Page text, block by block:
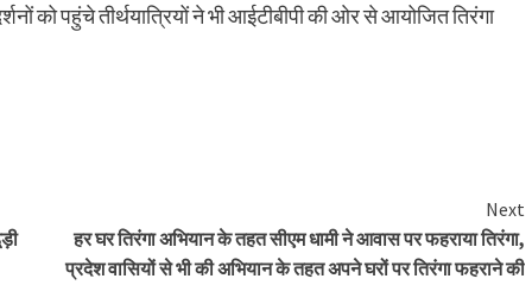
को पहुंचे तीर्थयात्रियों ने भी आईटीबीपी की ओर से आयोजित तिरंगा
Next
हर घर तिरंगा अभियान के तहत सीएम धामी ने आवास पर फहराया तिरंगा,
प्रदेश वासियों से भी की अभियान के तहत अपने घरों पर तिरंगा फहराने की